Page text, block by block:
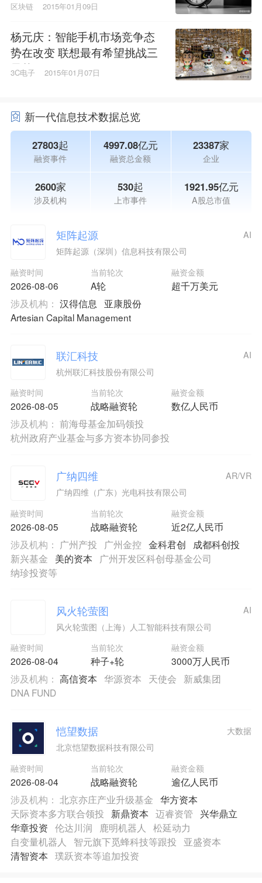
区块链 2015年01月09日
杨元庆：智能手机市场竞争态
势在改变 联想最有希望挑战三
星苹果
3C电子 2015年01月07日
新一代信息技术数据总览
27803起
融资事件
4997.08亿元
融资总金额
23387家
企业
2600家
涉及机构
530起
上市事件
1921.95亿元
A股总市值
矩阵起源
矩阵起源（深圳）信息科技有限公司
融资时间
2026-08-06
当前轮次
A轮
融资金额
超千万美元
AI
涉及机构： 汉得信息
亚康股份
Artesian Capital Management
联汇科技
杭州联汇科技股份有限公司
融资时间
2026-08-05
当前轮次
战略融资轮
融资金额
数亿人民币
AI
涉及机构： 前海母基金加码领投
杭州政府产业基金与多方资本协同参投
广纳四维
广纳四维（广东）光电科技有限公司
融资时间
2026-08-05
当前轮次
战略融资轮
融资金额
近2亿人民币
AR/VR
涉及机构： 广州产投 广州金控 金科君创
成都科创投
新兴基金
美的资本
广州开发区科创母基金公司
纳珍投资等
风火轮萤图
风火轮萤图（上海）人工智能科技有限公司
融资时间
2026-08-04
当前轮次
种子+轮
融资金额
3000万人民币
AI
涉及机构： 高信资本 华源资本 天使会
新威集团
DNA FUND
恺望数据
北京恺望数据科技有限公司
融资时间
2026-08-04
当前轮次
战略融资轮
融资金额
逾亿人民币
大数据
涉及机构： 北京亦庄产业升级基金 华方资本
天际资本多方联合领投
新鼎资本 迈睿资管
兴华鼎立
华章投资 伦达川润 鹿明机器人
松延动力
自变量机器人
智元旗下觅蜂科技等跟投
亚盛资本
清智资本 璞跃资本等追加投资